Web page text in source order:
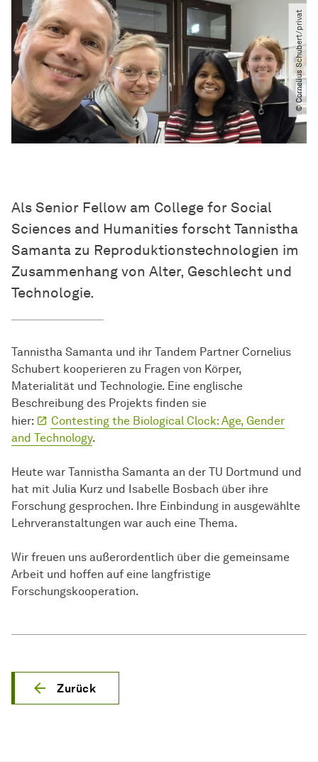
© Cornelius Schubert​/​privat
Als Senior Fellow am College for Social
Sciences and Humanities forscht Tannistha
Samanta zu Reproduktionstechnologien im
Zusammenhang von Alter, Geschlecht und
Technologie.
Tannistha Samanta und ihr Tandem Partner Cornelius
Schubert kooperieren zu Fragen von Körper,
Materialität und Technologie. Eine englische
Beschreibung des Projekts finden sie
hier:
Contesting the Biological Clock: Age, Gender
and Technology.
Heute war Tannistha Samanta an der TU Dortmund und
hat mit Julia Kurz und Isabelle Bosbach über ihre
Forschung gesprochen. Ihre Einbindung in ausgewählte
Lehrveranstaltungen war auch eine Thema.
Wir freuen uns außerordentlich über die gemeinsame
Arbeit und hoffen auf eine langfristige
Forschungskooperation.
Zurück